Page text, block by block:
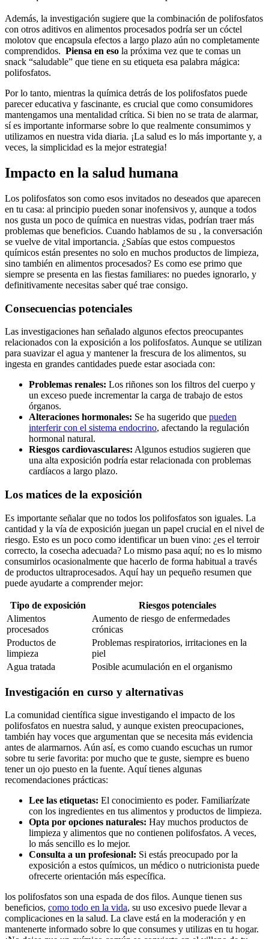
Además, la ​investigación sugiere que la‍ combinación ⁣de ‌polifosfatos‍
con otros aditivos⁤ en⁣ alimentos procesados podría ser un cóctel⁤
molotov que⁤ encapsula efectos a largo ⁢plazo aún no completamente
comprendidos. ‌ Piensa ​en eso ⁣la próxima vez que te comas un
snack “saludable” que⁣ tiene en su etiqueta esa palabra mágica:⁣
polifosfatos.
Por lo tanto, mientras la química detrás de⁣ los polifosfatos puede
parecer educativa ⁣y fascinante, es⁤ crucial que como consumidores
mantengamos una mentalidad crítica. Si bien no se trata de alarmar,
sí es importante informarse ​sobre​ lo que‍ realmente consumimos y
utilizamos ​en ⁢nuestra vida diaria. ¡La salud es lo más⁢ importante y, a
veces, la‌ simplicidad es la mejor estrategia!
Impacto en la salud humana
Los ⁣polifosfatos son‍ como‍ esos invitados no deseados ‌que ‌aparecen‍
en tu casa: al ‍principio⁢ pueden sonar inofensivos y, aunque a todos
nos gusta‍ un ‍poco de química ⁤en nuestras vidas,​ podrían traer más
problemas que beneficios. Cuando hablamos de​ su , la⁣ conversación
se vuelve​ de⁤ vital importancia. ⁤¿Sabías que estos compuestos
‌químicos⁢ están presentes no solo en muchos productos de limpieza,‍
sino también en alimentos⁣ procesados? Es como ‌ese ​primo ‌que
⁤siempre se​ presenta en ⁣las fiestas familiares: no puedes ⁣ignorarlo, y​
definitivamente necesitas saber qué trae consigo.
Consecuencias potenciales
Las investigaciones han señalado ‍algunos efectos preocupantes
relacionados con la exposición⁣ a ⁢los polifosfatos. Aunque se utilizan
‍para​ suavizar ‍el agua y mantener ‍la frescura⁤ de los alimentos, su
ingesta en grandes ⁣cantidades puede ⁢estar⁣ asociada con:
Problemas renales: Los ‌riñones ‍son ⁢los filtros del cuerpo y
un exceso puede incrementar la‍ carga de ​trabajo de⁤ estos​
órganos.
Alteraciones hormonales: Se ha sugerido ⁢que pueden
interferir con el sistema endocrino, afectando la regulación​
hormonal natural.
Riesgos cardiovasculares: Algunos estudios sugieren que
una alta exposición podría‍ estar relacionada ⁣con problemas
cardíacos a largo‍ plazo.
Los matices de la exposición
Es importante señalar que no todos los polifosfatos son iguales.⁣ La ​
cantidad y⁤ la vía de exposición juegan un‍ papel ⁣crucial en el nivel de⁣
riesgo. Esto es un poco como identificar un buen vino: ⁢¿es el terroir
correcto,‌ la‍ cosecha adecuada? Lo mismo pasa​ aquí; no‌ es ⁤lo mismo⁢
consumirlos⁣ ocasionalmente que hacerlo de forma habitual ‌a través
de productos ultraprocesados. Aquí hay un pequeño resumen que
puede ayudarte⁢ a comprender ⁣mejor:
Tipo de​ exposición
Riesgos ‍potenciales
Alimentos
procesados
Aumento de riesgo de‍ enfermedades
crónicas
Productos ⁣de
limpieza
Problemas ​respiratorios, irritaciones en la
piel
Agua ​tratada
Posible⁤ acumulación‍ en ⁤el organismo
Investigación en curso y alternativas
La comunidad científica sigue investigando ⁣el impacto ⁢de los
polifosfatos en nuestra salud, ‌y‍ aunque ⁢existen preocupaciones,⁢
también ‍hay voces ​que argumentan que se necesita ​más evidencia
antes‍ de alarmarnos. ⁤Aún así, es como cuando escuchas un rumor⁤
sobre tu serie ​favorita: por mucho que ⁤te guste, siempre es bueno
tener un ​ojo puesto en la fuente. ​Aquí tienes algunas
recomendaciones prácticas:
Lee ‌las etiquetas: El conocimiento es poder.⁣ Familiarízate
con los ingredientes en⁣ tus alimentos y productos ⁣de ‌limpieza.
Opta ⁤por opciones naturales: Hay ‌muchos productos de
limpieza ‌y alimentos que no contienen polifosfatos. A veces,
‍lo más sencillo es lo ⁣mejor.
Consulta a ‍un‌ profesional: Si estás preocupado por la
⁤exposición a estos ‌químicos, un médico o nutricionista ⁢puede‍
ofrecerte orientación más ⁣específica.
los polifosfatos son una ​espada de ​dos filos. ​Aunque ⁢tienen sus
beneficios, como todo en la vida, ⁢su uso⁤ excesivo puede llevar a
⁣complicaciones en ⁣la ⁤salud. La⁤ clave está en⁤ la moderación y⁣ en
mantenerte informado sobre lo‍ que ⁣consumes y utilizas en tu⁣ hogar.